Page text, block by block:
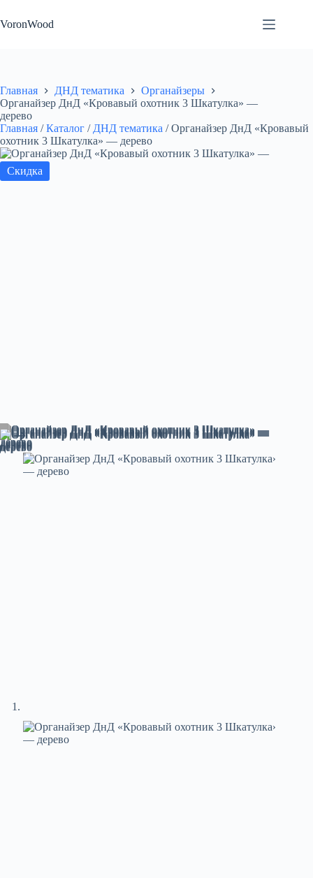
к
сути
VoronWood
Главная ДНД тематика
Органайзеры
Органайзер ДнД «Кровавый охотник 3 Шкатулка» —
дерево
Главная / Каталог / ДНД тематика / Органайзер ДнД «Кровавый
охотник 3 Шкатулка» — дерево
Скидка